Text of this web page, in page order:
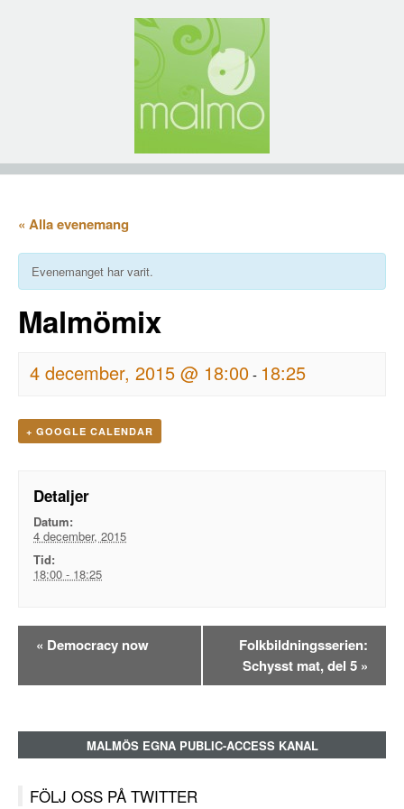
« Alla evenemang
Evenemanget har varit.
Malmömix
4 december, 2015 @ 18:00- 18:25
+ GOOGLE CALENDAR
Detaljer
Datum:
4 december, 2015
Tid:
18:00 - 18:25
Evenemangsnavigation
« Democracy now
Folkbildningsserien:
Schysst mat, del 5 »
MALMÖS EGNA PUBLIC-ACCESS KANAL
FÖLJ OSS PÅ TWITTER